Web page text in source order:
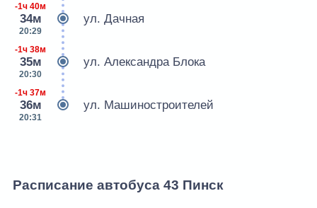
-1ч 40м
34м
20:29
ул. Дачная
-1ч 38м
35м
20:30
ул. Александра Блока
-1ч 37м
36м
20:31
ул. Машиностроителей
Расписание автобуса 43 Пинск